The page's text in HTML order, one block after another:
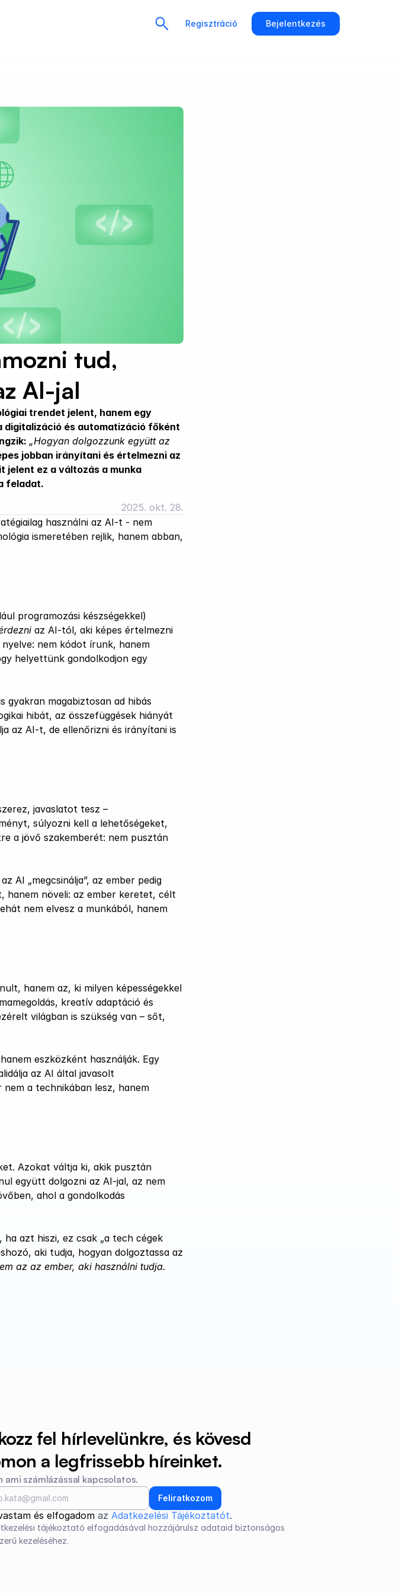
Regisztráció Bejelentkezés
tud,
AI-jal
trendet jelent, hanem egy
digitalizáció és automatizáció főként
„Hogyan dolgozzunk együtt az
jobban irányítani és értelmezni az
jelent ez a változás a munka
feladat.
2025. okt. 28.
használni az AI-t - nem
ismeretében rejlik, hanem abban,
programozási készségekkel)
az AI-tól, aki képes értelmezni
nem kódot írunk, hanem
helyettünk gondolkodjon egy
gyakran magabiztosan ad hibás
hibát, az összefüggések hiányát
az AI-t, de ellenőrizni és irányítani is
javaslatot tesz –
súlyozni kell a lehetőségeket,
a jövő szakemberét: nem pusztán
AI „megcsinálja”, az ember pedig
hanem növeli: az ember keretet, célt
nem elvesz a munkából, hanem
hanem az, ki milyen képességekkel
kreatív adaptáció és
világban is szükség van – sőt,
eszközként használják. Egy
az AI által javasolt
a technikában lesz, hanem
Azokat váltja ki, akik pusztán
együtt dolgozni az AI-jal, az nem
ahol a gondolkodás
azt hiszi, ez csak „a tech cégek
aki tudja, hogyan dolgoztassa az
az az ember, aki használni tudja.
fel hírlevelünkre, és kövesd
a legfrissebb híreinket.
ami számlázással kapcsolatos.
Feliratkozom
és elfogadom az Adatkezelési Tájékoztatót.
tájékoztató elfogadásával hozzájárulsz adataid biztonságos
kezeléséhez.